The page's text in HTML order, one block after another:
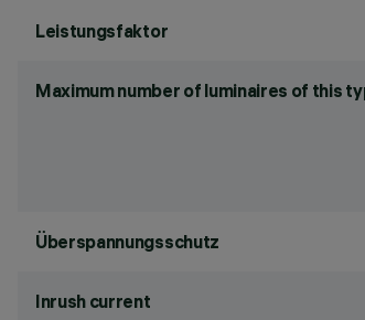
Leistungsfaktor
Maximum number of luminaires of this
Überspannungsschutz
Inrush current